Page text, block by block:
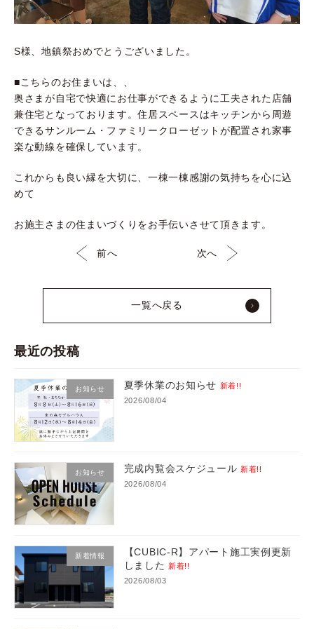
S様、地鎮祭おめでとうございました。
■こちらのお住まいは、、
奥さまが自宅で快適にお仕事ができるように工夫された店舗
兼住宅となっております。住居スペースはキッチンから周遊
できるサンルーム・ファミリークローゼットが配置され家事
楽な動線を確保しています。
これからも良い縁を大切に、一棟一棟感謝の気持ちを心に込
めて
お施主さまの住まいづくりをお手伝いさせて頂きます。
前へ
一覧へ戻る
次へ
最近の投稿
お知らせ 夏季休業のお知らせ 新着!!
2026/08/04
お知らせ 完成内覧会スケジュール 新着!!
2026/08/04
新着情報
【CUBIC-R】アパート施工実例更新
しました
新着!!
2026/08/03